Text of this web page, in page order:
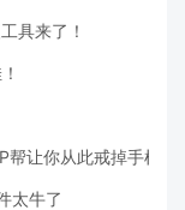
具来了！
让你从此戒掉手机！
太牛了